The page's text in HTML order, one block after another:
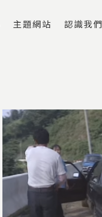
主題網站 認識我們